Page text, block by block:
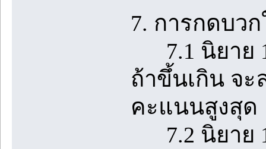
7. การกดบว
7.1 นิยาย 1
ถ้าขึ้นเกิน จะ
คะแนนสูงสุด
7.2 นิยาย 1